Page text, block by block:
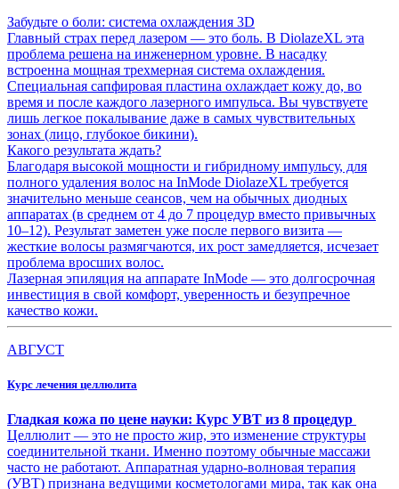
Забудьте о боли: система охлаждения 3D
Главный страх перед лазером — это боль. В DiolazeXL эта
проблема решена на инженерном уровне. В насадку
встроенна мощная трехмерная система охлаждения.
Специальная сапфировая пластина охлаждает кожу до, во
время и после каждого лазерного импульса. Вы чувствуете
лишь легкое покалывание даже в самых чувствительных
зонах (лицо, глубокое бикини).
Какого результата ждать?
Благодаря высокой мощности и гибридному импульсу, для
полного удаления волос на InMode DiolazeXL требуется
значительно меньше сеансов, чем на обычных диодных
аппаратах (в среднем от 4 до 7 процедур вместо привычных
10–12). Результат заметен уже после первого визита —
жесткие волосы размягчаются, их рост замедляется, исчезает
проблема вросших волос.
Лазерная эпиляция на аппарате InMode — это долгосрочная
инвестиция в свой комфорт, уверенность и безупречное
качество кожи.
АВГУСТ
Курс лечения целлюлита
Гладкая кожа по цене науки: Курс УВТ из 8 процедур
Целлюлит — это не просто жир, это изменение структуры
соединительной ткани. Именно поэтому обычные массажи
часто не работают. Аппаратная ударно-волновая терапия
(УВТ) признана ведущими косметологами мира, так как она